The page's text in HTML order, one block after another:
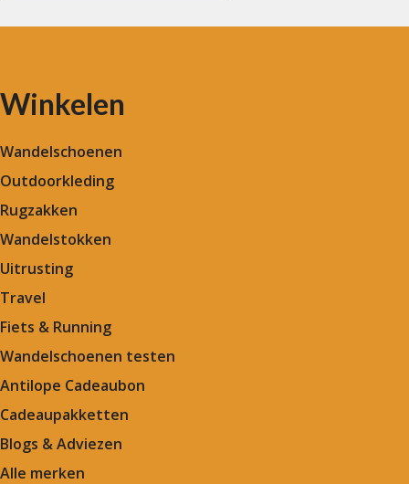
Winkelen
Wandelschoenen
Outdoorkleding
Rugzakken
Wandelstokken
Uitrusting
Travel
Fiets & Running
Wandelschoenen testen
Antilope Cadeaubon
Cadeaupakketten
Blogs & Adviezen
Alle merken